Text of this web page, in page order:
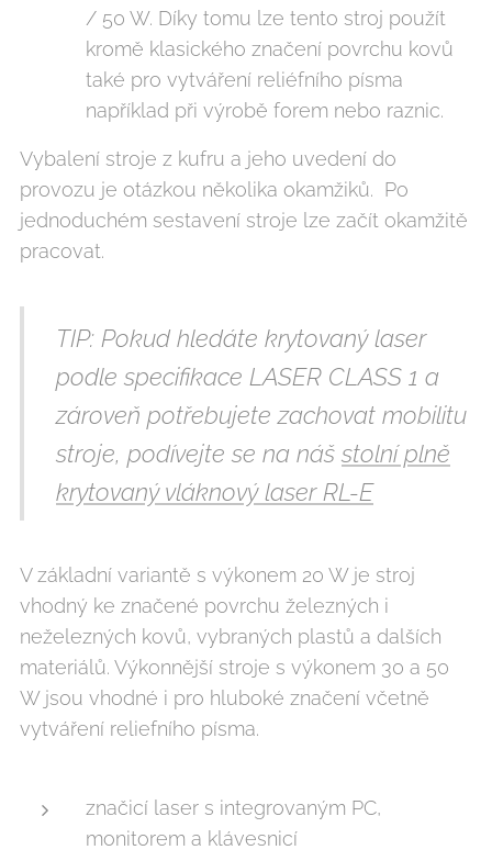
/ 50 W. Díky tomu lze tento stroj použít
kromě klasického značení povrchu kovů
také pro vytváření reliéfního písma
například při výrobě forem nebo raznic.
Vybalení stroje z kufru a jeho uvedení do
provozu je otázkou několika okamžiků. Po
jednoduchém sestavení stroje lze začít okamžitě
pracovat.
TIP: Pokud hledáte krytovaný laser
podle specifikace LASER CLASS 1 a
zároveň potřebujete zachovat mobilitu
stroje, podívejte se na náš stolní plně
krytovaný vláknový laser RL-E
V základní variantě s výkonem 20 W je stroj
vhodný ke značené povrchu železných i
neželezných kovů, vybraných plastů a dalších
materiálů. Výkonnější stroje s výkonem 30 a 50
W jsou vhodné i pro hluboké značení včetně
vytváření reliefního písma.
značicí laser s integrovaným PC,
monitorem a klávesnicí